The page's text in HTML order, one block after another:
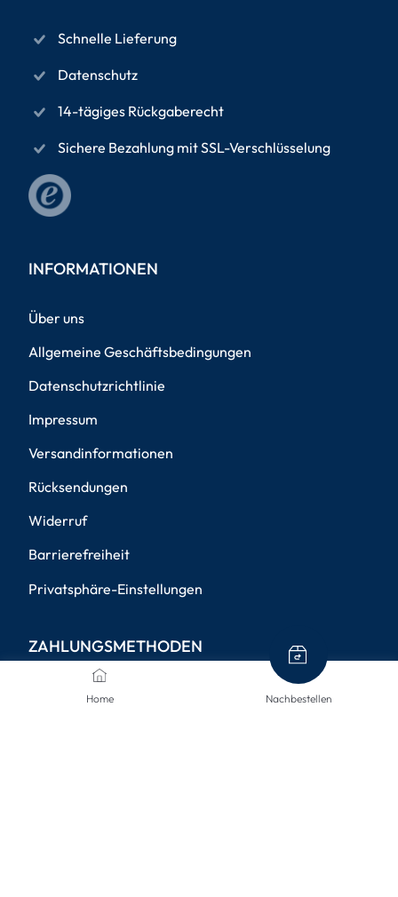
Home Nachbestellen
Schnelle Lieferung
Datenschutz
14-tägiges Rückgaberecht
Sichere Bezahlung mit SSL-Verschlüsselung
INFORMATIONEN
Über uns
Allgemeine Geschäftsbedingungen
Datenschutzrichtlinie
Impressum
Versandinformationen
Rücksendungen
Widerruf
Barrierefreiheit
Privatsphäre-Einstellungen
ZAHLUNGSMETHODEN